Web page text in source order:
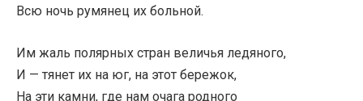
Всю ночь румянец их больной.
Им жаль полярных стран величья ледяного,
И — тянет их на юг, на этот бережок,
На эти камни, где нам очага родного